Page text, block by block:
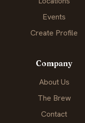
Events
Create Profile
Company
About Us
The Brew
Contact